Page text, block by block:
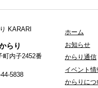
らり
内子2452番
5838
ホーム
お知らせ
からり通信
イベント情
からりにつ